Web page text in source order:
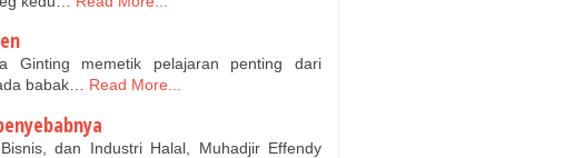
Ginting memetik pelajaran penting dari
babak… Read More...
dan Industri Halal, Muhadjir Effendy